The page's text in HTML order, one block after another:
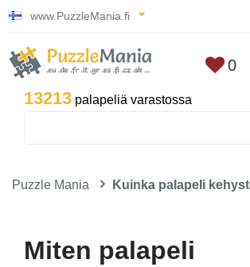
www.PuzzleMania.fi
13213 palapeliä varastossa
0
Puzzle Mania Kuinka palapeli
Miten palapeli